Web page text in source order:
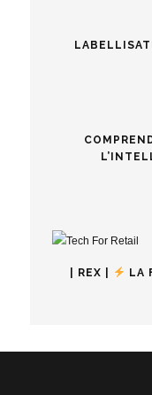
| REX |
LA